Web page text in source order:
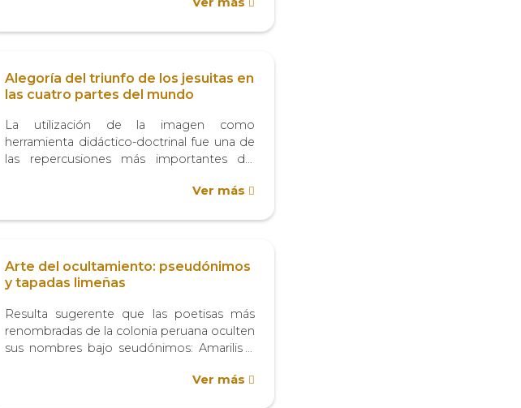
coloniales. Estas ceremonias, cuyo nombre
Alegoría del triunfo de los jesuitas en
las cuatro partes del mundo
La utilización de la imagen como
herramienta didáctico-doctrinal fue una de
las repercusiones más importantes del
convocado por Pablo III, continuado por
Ver más
Arte del ocultamiento: pseudónimos
y tapadas limeñas
Resulta sugerente que las poetisas más
renombradas de la colonia peruana oculten
sus nombres bajo seudónimos: Amarilis y
vincule con el arte del «decir y no decir»,
Ver más